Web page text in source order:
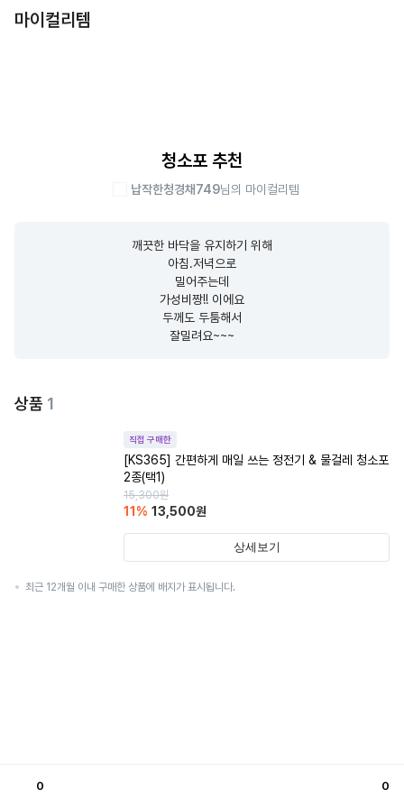
마이컬리템
청소포 추천
납작한청경채749님의 마이컬리템
깨끗한 바닥을 유지하기 위해
아침.저녁으로
밀어주는데
가성비짱!! 이에요
두께도 두툼해서
잘밀려요~~~
상품 1
직접 구매한
[KS365] 간편하게 매일 쓰는 정전기 & 물걸레 청소포
2종(택1)
15,300원
11 % 13,500원
상세보기
최근 12개월 이내 구매한 상품에 배지가 표시됩니다.
0 0